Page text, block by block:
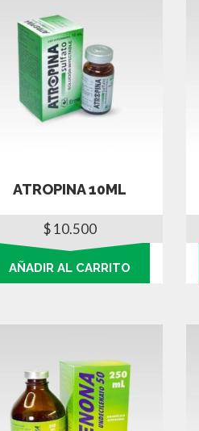
ATROPINA 10ML
$10.500
AÑADIR AL CARRITO